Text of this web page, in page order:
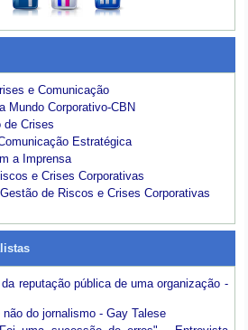
e Comunicação
Mundo Corporativo-CBN
de Crises
Estratégica
a Imprensa
e Crises Corporativas
de Riscos e Crises Corporativas
reputação pública de uma organização -
do jornalismo - Gay Talese